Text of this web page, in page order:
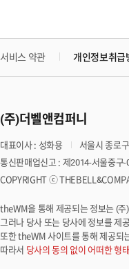
서비스 약관 개인정보취급
(주)더벨앤컴퍼니
대표이사 : 성화용 서울시 종로
통신판매업신고 : 제2014-서울중구-
COPYRIGHT ⓒ
theWM을 통해 제공되는 정보는 (
그러나 당사 또는 당사에 정보를 제
또한 theWM 사이트를 통해 제공되
따라서 당사의 동의 없이 어떠한 형